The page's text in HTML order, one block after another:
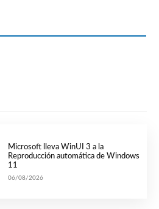
Microsoft lleva WinUI 3 a la
Reproducción automática de Windows
11
06/08/2026